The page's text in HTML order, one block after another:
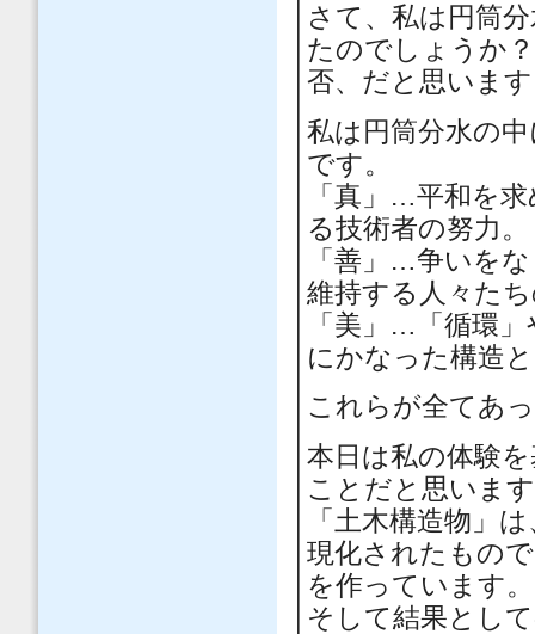
さて、私は円筒
たのでしょうか？
否、だと思いま
私は円筒分水の
です。
「真」…平和を
る技術者の努力。
「善」…争いを
維持する人々た
「美」…「循環
にかなった構造
これらが全てあ
本日は私の体験
ことだと思いま
「土木構造物」
現化されたもの
を作っています。
そして結果とし